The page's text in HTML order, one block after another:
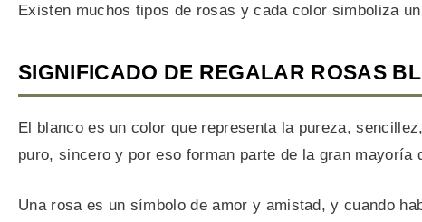
Existen muchos tipos de rosas y cada color simboliza
SIGNIFICADO DE REGALAR ROSAS
El blanco es un color que representa la pureza,
puro, sincero y por eso forman parte de la gran mayoría
Una rosa es un símbolo de amor y amistad, y cuando